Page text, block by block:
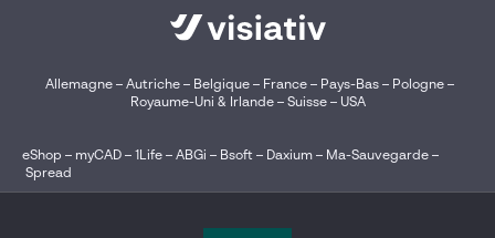
Allemagne– Autriche– Belgique – France– Pays-Bas– Pologne–
Royaume-Uni & Irlande– Suisse– USA
eShop – myCAD – 1Life – ABGi – Bsoft – Daxium – Ma-Sauvegarde –
Spread